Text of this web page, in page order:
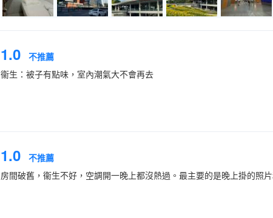
1.0 不推薦
衞生：被子有點味，室內潮氣大不會再去
1.0 不推薦
房間破舊，衞生不好，空調開一晚上都沒熱過。最主要的是晚上掛的照